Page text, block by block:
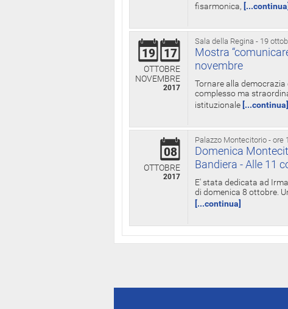
fisarmonica, [...continua]
Sala della Regina - 19
19 17
OTTOBRE
NOVEMBRE
2017
Mostra
novembre
Tornare alla
complesso ma
istituzionale [...continua]
Palazzo Montecitorio - ore
08
OTTOBRE
2017
Domenica
Bandiera - Alle 11
E' stata dedicata ad
di domenica 8 ottobre.
[...continua]